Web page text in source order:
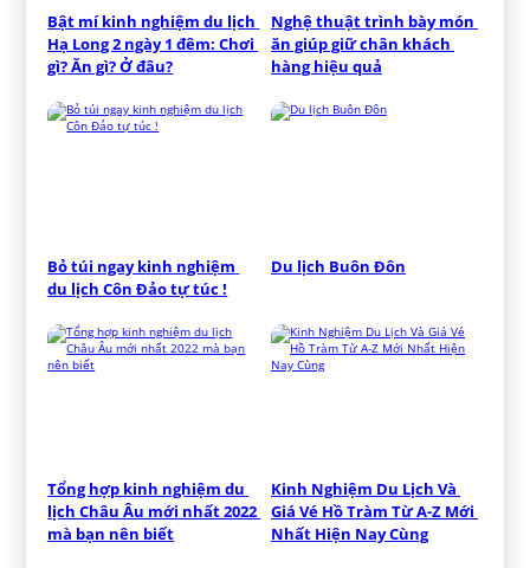
Bật mí kinh nghiệm du lịch
Hạ Long 2 ngày 1 đêm: Chơi
gì? Ăn gì? Ở đâu?
Nghệ thuật trình bày món
ăn giúp giữ chân khách
hàng hiệu quả
Bỏ túi ngay kinh nghiệm
du lịch Côn Đảo tự túc !
Du lịch Buôn Đôn
Tổng hợp kinh nghiệm du
lịch Châu Âu mới nhất 2022
mà bạn nên biết
Kinh Nghiệm Du Lịch Và
Giá Vé Hồ Tràm Từ A-Z Mới
Nhất Hiện Nay Cùng